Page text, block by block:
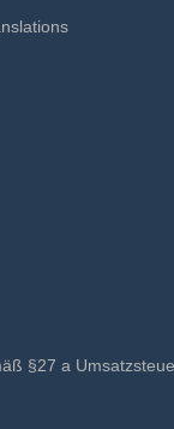
§27 a